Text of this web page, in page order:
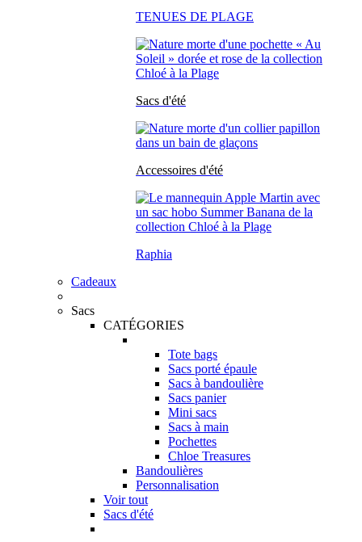
TENUES DE PLAGE
Sacs d'été
Accessoires d'été
Raphia
Cadeaux
Sacs
CATÉGORIES
Tote bags
Sacs porté épaule
Sacs à bandoulière
Sacs panier
Mini sacs
Sacs à main
Pochettes
Chloe Treasures
Bandoulières
Personnalisation
Voir tout
Sacs d'été